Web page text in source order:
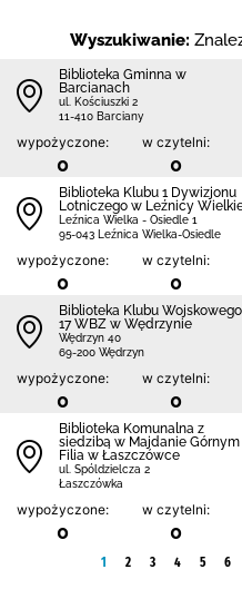
Wyszukiwanie:
Biblioteka Gminna w
Barcianach
ul. Kościuszki 2
11-410 Barciany
wypożyczone:
0
w czytelni:
0
Biblioteka Klubu 1 Dywizjonu
Lotniczego w Leźnicy
Leźnica Wielka - Osiedle 1
95-043 Leźnica Wielka-Osiedle
wypożyczone:
0
w czytelni:
0
Biblioteka Klubu Wojskowego
17 WBZ w Wędrzynie
Wędrzyn 40
69-200 Wędrzyn
wypożyczone:
0
w czytelni:
0
Biblioteka Komunalna z
siedzibą w Majdanie Górnym
Filia w Łaszczówce
ul. Spóldzielcza 2
Łaszczówka
wypożyczone:
0
w czytelni:
0
1 2 3 4 5 6